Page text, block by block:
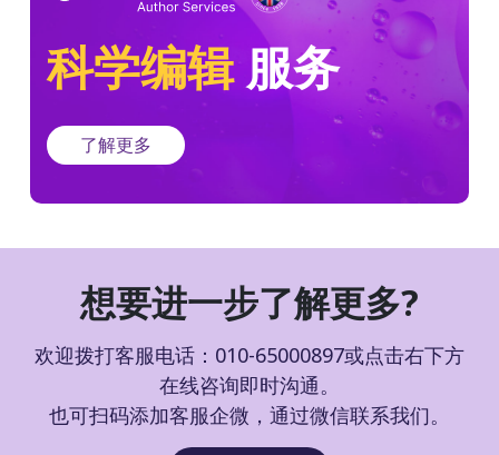
科学编辑服务
了解更多
想要进一步了解更多?
欢迎拨打客服电话：010-65000897或点击右下方
在线咨询即时沟通。
也可扫码添加客服企微，通过微信联系我们。